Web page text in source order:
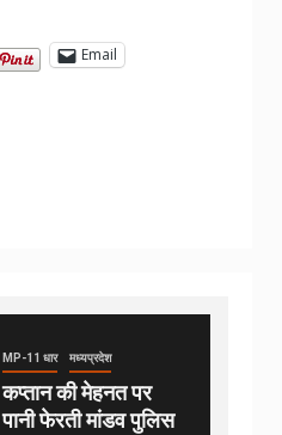
Email
MP-11 धार मध्यप्रदेश
कप्तान की मेहनत पर
पानी फेरती मांडव पुलिस